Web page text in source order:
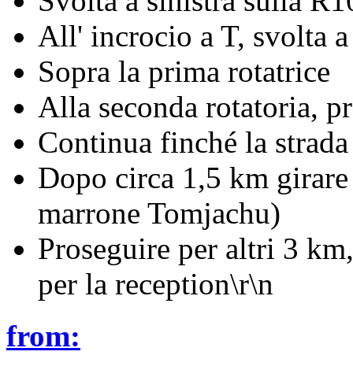
All' incrocio a T, svolta
Sopra la prima rotatrice
Alla seconda rotatoria,
Continua finché la
Dopo circa 1,5 km
marrone Tomjachu)
Proseguire per altri 3
per la reception\r\n
from: